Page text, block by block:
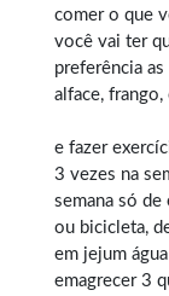
comer o que
você vai ter
preferência
alface,
e fazer
3 vezes na
semana só
ou bicicleta,
em jejum
emagrecer 3